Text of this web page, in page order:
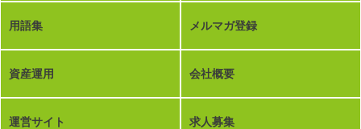
用語集 メルマガ登録
資産運用 会社概要
運営サイト 求人募集